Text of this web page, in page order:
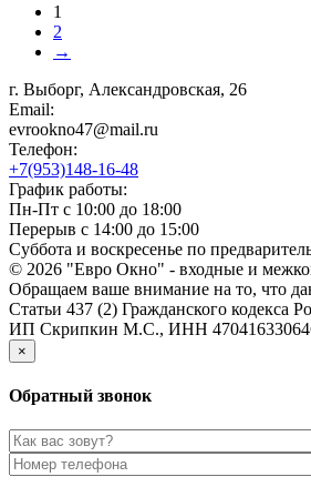
1
2
→
г. Выборг, Александровская, 26
Email:
evrookno47@mail.ru
Телефон:
+7(953)148-16-48
График работы:
Пн-Пт с 10:00 до 18:00
Перерыв с 14:00 до 15:00
Суббота и воскресенье по
© 2026 "Евро Окно" - входные и
Обращаем ваше внимание на то, что
Статьи 437 (2) Гражданского кодекса
ИП Скрипкин М.С., ИНН
×
Обратный звонок